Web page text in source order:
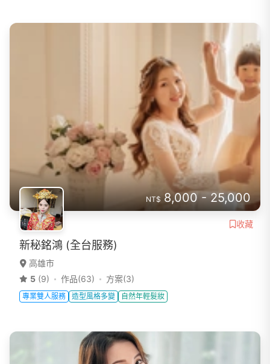
NT$ 8,000 - 25,000
收藏
新秘銘鴻 (全台服務)
高雄市
5 (9) 作品(63) 方案(3)
專業雙人服務 造型風格多變 自然年輕髮妝